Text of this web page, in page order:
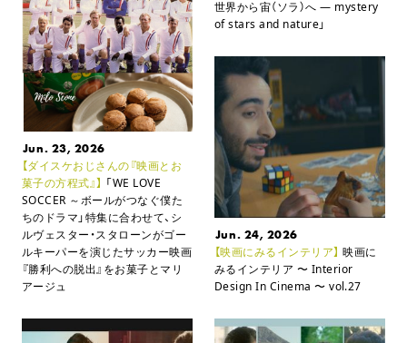
世界から宙（ソラ）へ ― mystery
of stars and nature」
Jun. 23, 2026
【ダイスケおじさんの『映画とお
菓子の方程式』】 「WE LOVE
SOCCER ～ボールがつなぐ僕た
ちのドラマ」特集に合わせて、 シ
ルヴェスター・スタローンがゴー
ルキーパーを演じたサッカー映画
『勝利への脱出』をお菓子とマリ
アージュ
Jun. 24, 2026
【映画にみるインテリア】 映画に
みるインテリア 〜 Interior
Design In Cinema 〜 vol.27